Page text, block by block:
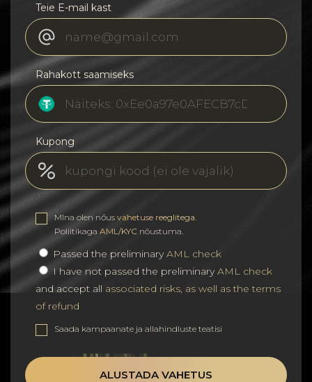
Teie E-mail kast
Rahakott saamiseks
Kupong
MIna olen nőus vahetuse reeglitega
Poliitikaga AML/KYC nõustuma.
Passed the preliminaryAML check
I have not passed the preliminaryAML check
and accept all associated risks, as well as the terms
of refund
Saada kampaanate ja allahindluste teatisi
ALUSTADA VAHETUS